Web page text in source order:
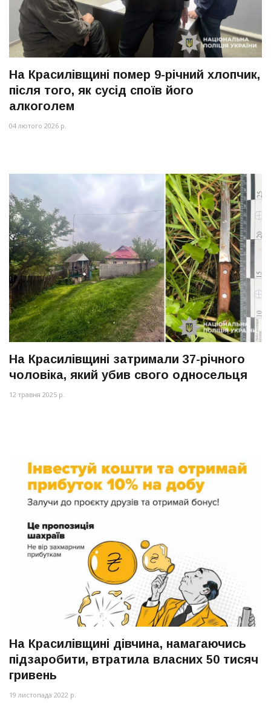
На Красилівщині помер 9-річний хлопчик,
після того, як сусід споїв його
алкоголем
04 лютого 2026 р.
На Красилівщині затримали 37-річного
чоловіка, який убив свого односельця
12 травня 2025 р.
На Красилівщині дівчина, намагаючись
підзаробити, втратила власних 50 тисяч
гривень
19 листопада 2022 р.